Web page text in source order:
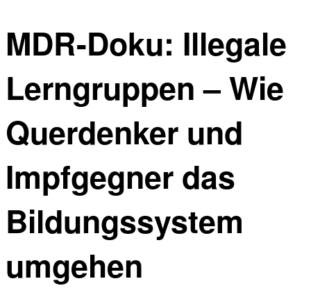
MDR-Doku: Illegale
Lerngruppen – Wie
Querdenker und
Impfgegner das
Bildungssystem
umgehen